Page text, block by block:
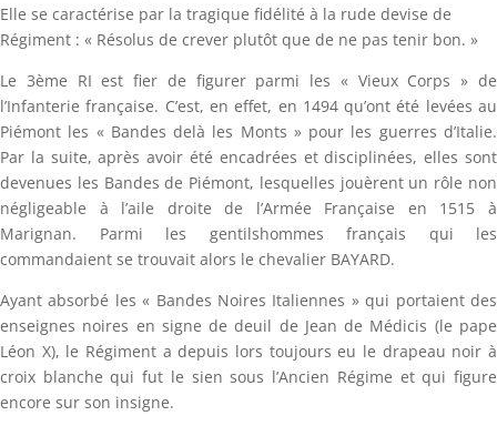
Elle se caractérise par la tragique fidélité à la rude devise de
Régiment : « Résolus de crever plutôt que de ne pas tenir bon. »
Le 3ème RI est fier de figurer parmi les « Vieux Corps » de
l’Infanterie française. C’est, en effet, en 1494 qu’ont été levées au
Piémont les « Bandes delà les Monts » pour les guerres d’Italie.
Par la suite, après avoir été encadrées et disciplinées, elles sont
devenues les Bandes de Piémont, lesquelles jouèrent un rôle non
négligeable à l’aile droite de l’Armée Française en 1515 à
Marignan. Parmi les gentilshommes français qui les
commandaient se trouvait alors le chevalier BAYARD.
Ayant absorbé les « Bandes Noires Italiennes » qui portaient des
enseignes noires en signe de deuil de Jean de Médicis (le pape
Léon X), le Régiment a depuis lors toujours eu le drapeau noir à
croix blanche qui fut le sien sous l’Ancien Régime et qui figure
encore sur son insigne.